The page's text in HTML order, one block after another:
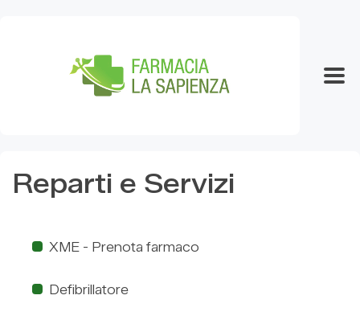
Reparti e Servizi
XME - Prenota farmaco
Defibrillatore